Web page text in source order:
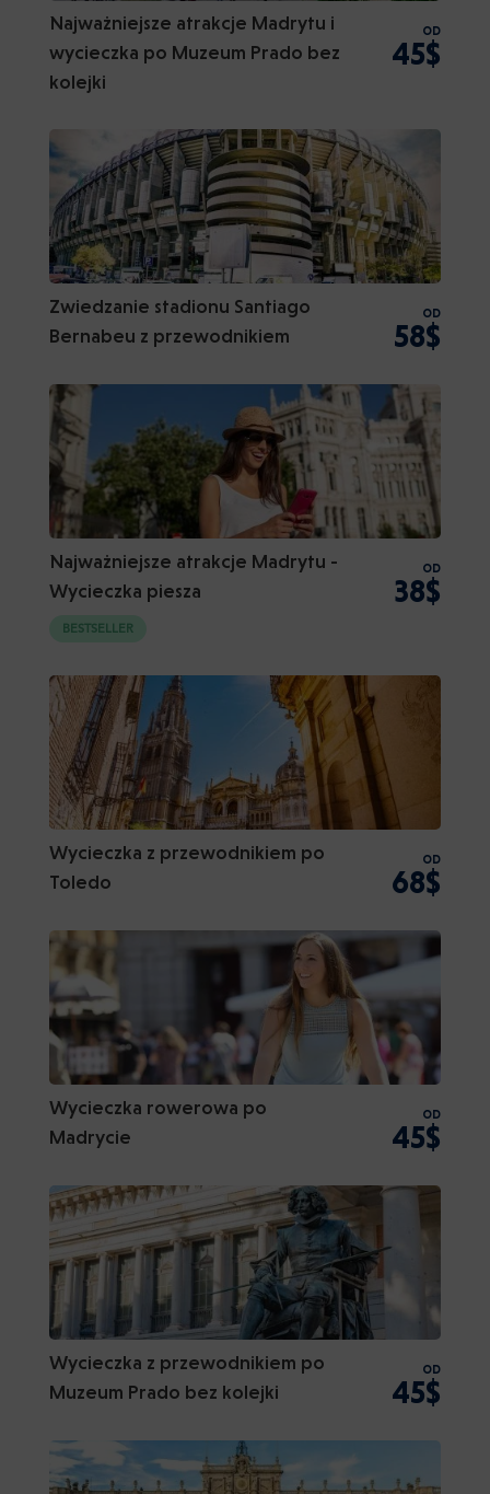
Najważniejsze atrakcje Madrytu i
wycieczka po Muzeum Prado bez
kolejki
OD
45$
Zwiedzanie stadionu Santiago
Bernabeu z przewodnikiem
OD
58$
Najważniejsze atrakcje Madrytu -
Wycieczka piesza
OD
38$
BESTSELLER
Wycieczka z przewodnikiem po
Toledo
OD
68$
Wycieczka rowerowa po
Madrycie
OD
45$
Wycieczka z przewodnikiem po
Muzeum Prado bez kolejki
OD
45$